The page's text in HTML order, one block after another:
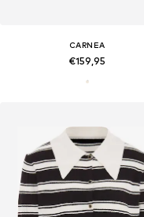
CARNEA
€159,95